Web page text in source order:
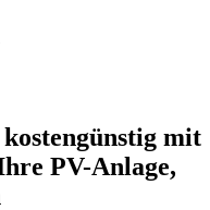
mit
PV-Anlage,